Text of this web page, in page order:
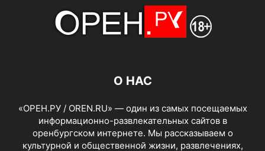
О НАС
«ОРЕН.РУ / OREN.RU» — один из самых посещаемых
информационно-развлекательных сайтов в
оренбургском интернете. Мы рассказываем о
культурной и общественной жизни, развлечениях,